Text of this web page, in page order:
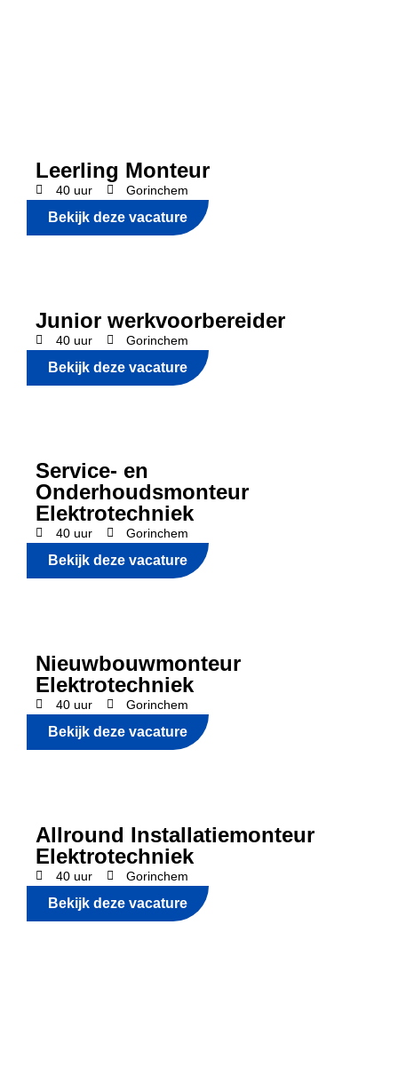
Leerling Monteur
40 uur Gorinchem
Bekijk deze vacature
Junior werkvoorbereider
40 uur Gorinchem
Bekijk deze vacature
Service- en
Onderhoudsmonteur
Elektrotechniek
40 uur Gorinchem
Bekijk deze vacature
Nieuwbouwmonteur
Elektrotechniek
40 uur Gorinchem
Bekijk deze vacature
Allround Installatiemonteur
Elektrotechniek
40 uur Gorinchem
Bekijk deze vacature